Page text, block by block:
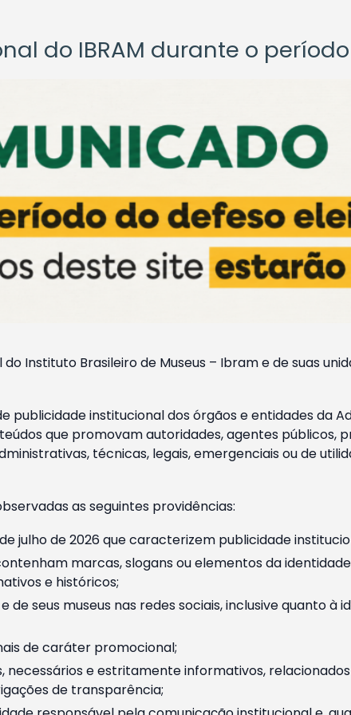
do IBRAM durante o
Instituto Brasileiro de Museus – Ibram e de suas
publicidade institucional dos órgãos e entidades da
que promovam autoridades, agentes públicos,
técnicas, legais, emergenciais ou de
as seguintes providências:
julho de 2026 que caracterizem publicidade
marcas, slogans ou elementos da
e históricos;
seus museus nas redes sociais, inclusive quanto à
de caráter promocional;
e estritamente informativos,
de transparência;